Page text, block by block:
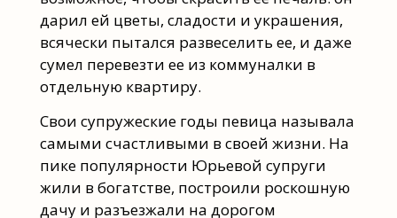
дарил ей цветы, сладости и украшения,
всячески пытался развеселить ее, и даже
сумел перевезти ее из коммуналки в
отдельную квартиру.
Свои супружеские годы певица называла
самыми счастливыми в своей жизни. На
пике популярности Юрьевой супруги
жили в богатстве, построили роскошную
дачу и разъезжали на дорогом